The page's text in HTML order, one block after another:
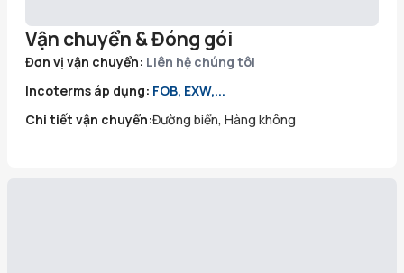
Vận chuyển & Đóng gói
Đơn vị vận chuyển: Liên hệ chúng tôi
Incoterms áp dụng: FOB, EXW,...
Chi tiết vận chuyển:Đường biển, Hàng không